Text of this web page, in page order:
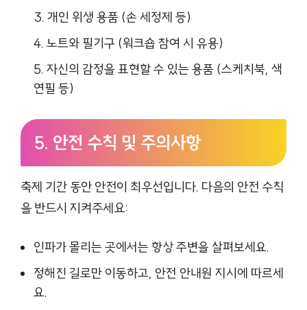
개인 위생 용품 (손 세정제 등)
노트와 필기구 (워크숍 참여 시 유용)
자신의 감정을 표현할 수 있는 용품 (스케치북, 색
연필 등)
5. 안전 수칙 및 주의사항
축제 기간 동안 안전이 최우선입니다. 다음의 안전 수칙
을 반드시 지켜주세요:
인파가 몰리는 곳에서는 항상 주변을 살펴보세요.
정해진 길로만 이동하고, 안전 안내원 지시에 따르세
요.